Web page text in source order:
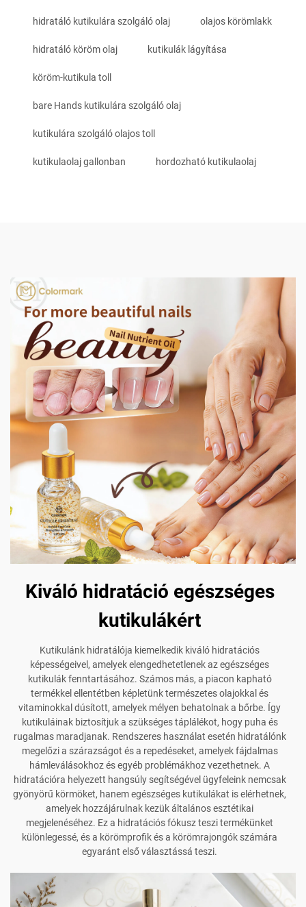
hidratáló kutikulára szolgáló olaj olajos körömlakk
hidratáló köröm olaj kutikulák lágyítása
köröm-kutikula toll
bare Hands kutikulára szolgáló olaj
kutikulára szolgáló olajos toll
kutikulaolaj gallonban hordozható kutikulaolaj
Kiváló hidratáció egészséges
kutikulákért
Kutikulánk hidratálója kiemelkedik kiváló hidratációs
képességeivel, amelyek elengedhetetlenek az egészséges
kutikulák fenntartásához. Számos más, a piacon kapható
termékkel ellentétben képletünk természetes olajokkal és
vitaminokkal dúsított, amelyek mélyen behatolnak a bőrbe. Így
kutikuláinak biztosítjuk a szükséges táplálékot, hogy puha és
rugalmas maradjanak. Rendszeres használat esetén hidratálónk
megelőzi a szárazságot és a repedéseket, amelyek fájdalmas
hámleválásokhoz és egyéb problémákhoz vezethetnek. A
hidratációra helyezett hangsúly segítségével ügyfeleink nemcsak
gyönyörű körmöket, hanem egészséges kutikulákat is elérhetnek,
amelyek hozzájárulnak kezük általános esztétikai
megjelenéséhez. Ez a hidratációs fókusz teszi termékünket
különlegessé, és a körömprofik és a körömrajongók számára
egyaránt első választássá teszi.